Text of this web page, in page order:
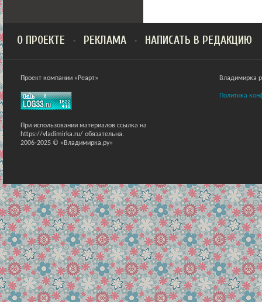
О ПРОЕКТЕ РЕКЛАМА НАПИСАТЬ В РЕДАКЦИЮ
Проект компании «Реарт»
При использовании материалов ссылка на
https://vladimirka.ru/ обязательна.
2006-2025 © «Владимирка.ру»
Владимирка
Политика